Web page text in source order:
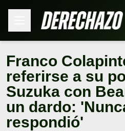
Franco
referirse a su
Suzuka con
un dardo:
respondió'